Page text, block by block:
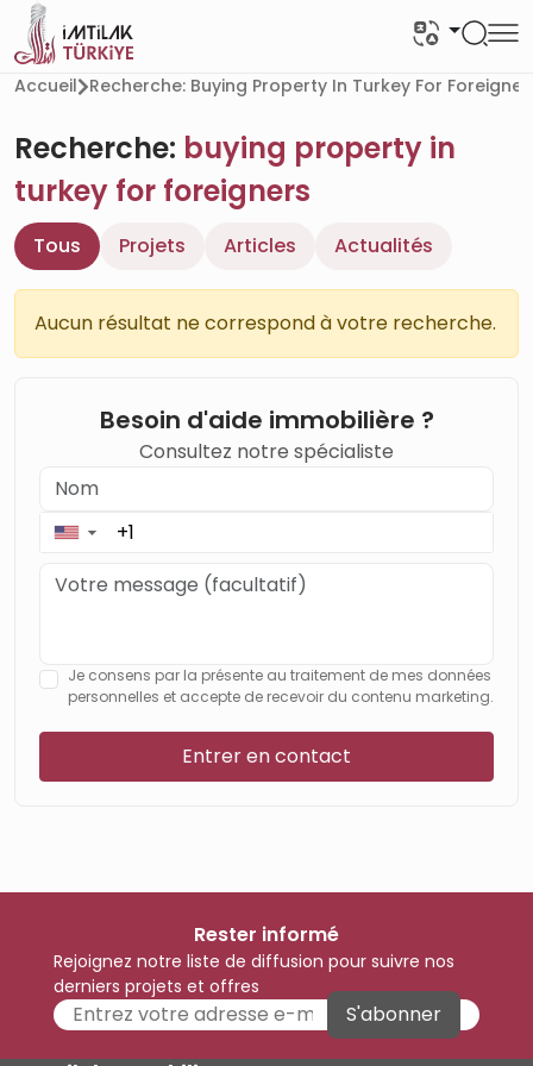
Accueil Recherche: Buying Property In Turkey For
Recherche: buying property in
turkey for foreigners
Tous Projets Articles Actualités
Aucun résultat ne correspond à votre recherche.
Besoin d'aide immobilière ?
Consultez notre spécialiste
▼
Je consens par la présente au traitement de mes données
personnelles et accepte de recevoir du contenu marketing.
Entrer en contact
Rester informé
Rejoignez notre liste de diffusion pour suivre nos
derniers projets et offres
S'abonner